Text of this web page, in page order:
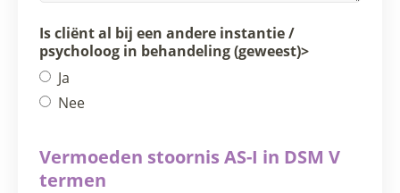
Is cliënt al bij een andere instantie /
psycholoog in behandeling (geweest)>
Ja
Nee
Vermoeden stoornis AS-I in DSM V
termen